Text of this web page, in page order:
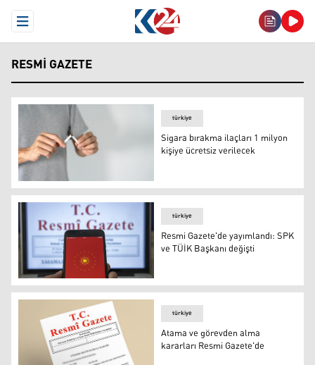
Open Menu
RESMI GAZETE
Sigara bırakma ilaçları 1 milyon kişiye ücretsiz verilecek
türkiye
Sigara bırakma ilaçları 1 milyon
kişiye ücretsiz verilecek
Resmi Gazete'de yayımlandı: SPK ve TÜİK Başkanı
türkiye
Resmi Gazete'de yayımlandı: SPK
ve TÜİK Başkanı değişti
türkiye
Atama ve görevden alma
kararları Resmi Gazete'de